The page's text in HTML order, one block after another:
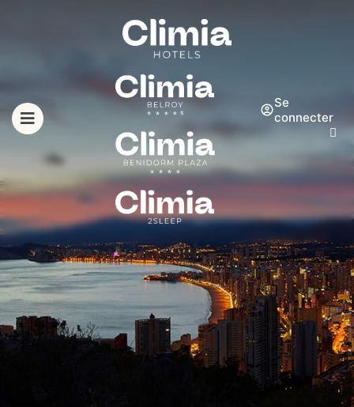
Se
connecter